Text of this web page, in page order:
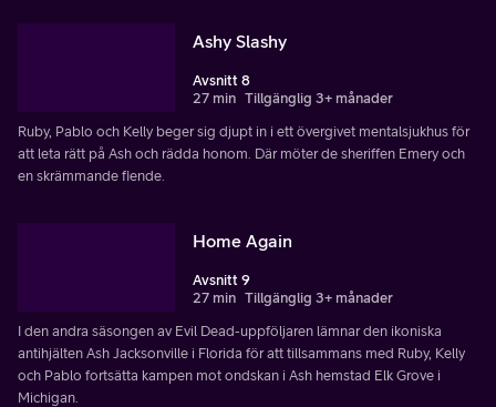
Ashy Slashy
Avsnitt 8
27 min Tillgänglig 3+ månader
Ruby, Pablo och Kelly beger sig djupt in i ett övergivet mentalsjukhus för
att leta rätt på Ash och rädda honom. Där möter de sheriffen Emery och
en skrämmande fiende.
Home Again
Avsnitt 9
27 min Tillgänglig 3+ månader
I den andra säsongen av Evil Dead-uppföljaren lämnar den ikoniska
antihjälten Ash Jacksonville i Florida för att tillsammans med Ruby, Kelly
och Pablo fortsätta kampen mot ondskan i Ash hemstad Elk Grove i
Michigan.